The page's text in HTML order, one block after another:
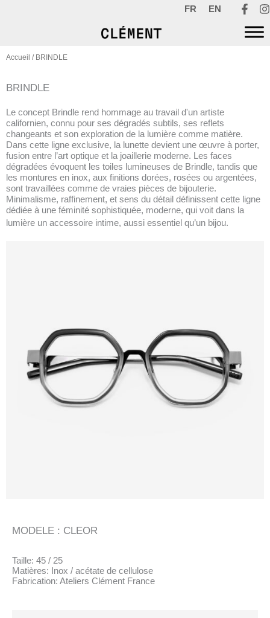
FR EN
Accueil / BRINDLE
BRINDLE
Le concept Brindle rend hommage au travail d'un artiste
californien, connu pour ses dégradés subtils, ses reflets
changeants et son exploration de la lumière comme matière.
Dans cette ligne exclusive, la lunette devient une œuvre à porter,
fusion entre l’art optique et la joaillerie moderne. Les faces
dégradées évoquent les toiles lumineuses de Brindle, tandis que
les montures en inox, aux finitions dorées, rosées ou argentées,
sont travaillées comme de vraies pièces de bijouterie.
Minimalisme, raffinement, et sens du détail définissent cette ligne
dédiée à une féminité sophistiquée, moderne, qui voit dans la
lumière un accessoire intime, aussi essentiel qu’un bijou.
MODELE : CLEOR
Taille: 45 / 25
Matières: Inox / acétate de cellulose
Fabrication: Ateliers Clément France